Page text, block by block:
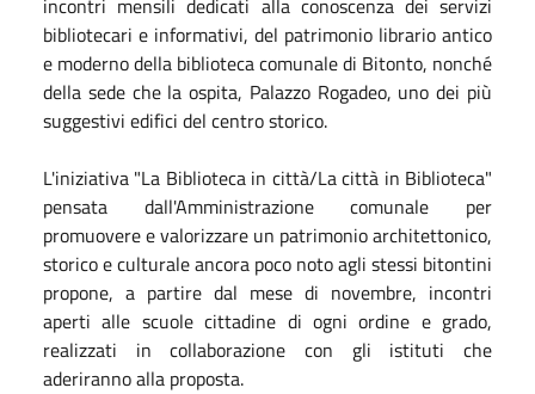
bibliotecari e informativi, del patrimonio librario antico
e moderno della biblioteca comunale di Bitonto, nonché
della sede che la ospita, Palazzo Rogadeo, uno dei più
suggestivi edifici del centro storico.
L'iniziativa "La Biblioteca in città/La città in Biblioteca"
pensata dall'Amministrazione comunale per
promuovere e valorizzare un patrimonio architettonico,
storico e culturale ancora poco noto agli stessi bitontini
propone, a partire dal mese di novembre, incontri
aperti alle scuole cittadine di ogni ordine e grado,
realizzati in collaborazione con gli istituti che
aderiranno alla proposta.